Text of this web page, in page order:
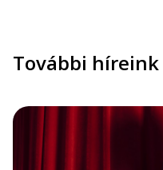
További híreink